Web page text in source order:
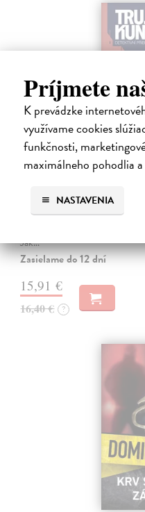
Príjmete
K prevádzke
využívame cookies
funkčnosti,
maximálneho pohodlia
NASTAVENIA
Tramwaj na
Tramwaj Cafe je kavárna v
sbíhají všechny nitky
Jak…
Zasielame do 12 dní
15,91 €
16,40 € ?